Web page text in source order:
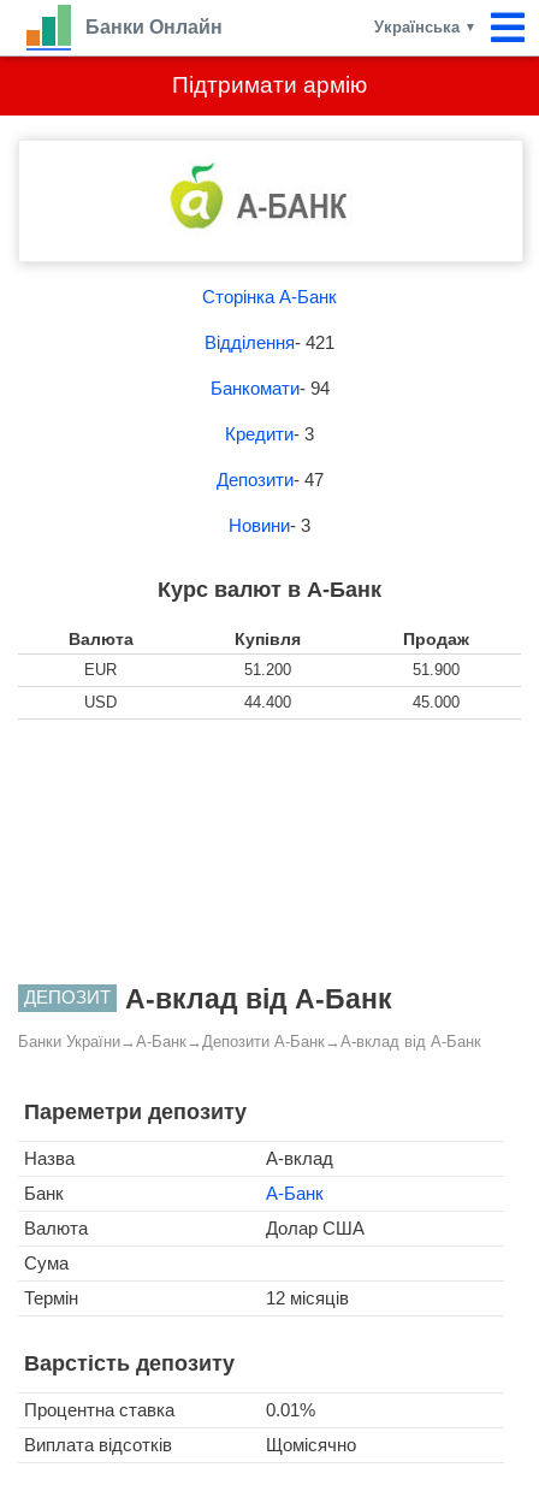
Підтримати армію
Банки Онлайн Українська ▼
Сторінка А-Банк
Відділення- 421
Банкомати- 94
Кредити- 3
Депозити- 47
Новини- 3
Курс валют в А-Банк
Валюта Купівля Продаж
EUR 51.200
51.900
USD
44.400 45.000
ДЕПОЗИТ А-вклад від А-Банк
Банки України→ А-Банк→ Депозити А-Банк→ А-вклад від А-Банк
Пареметри депозиту
Назва
А-вклад
Банк
А-Банк
Валюта
Долар США
Сума
Термін
12 місяців
Варстість депозиту
Процентна ставка
0.01%
Виплата відсотків
Щомісячно